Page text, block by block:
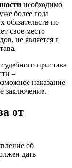
необходимо
более года
обязательств по
свое место
не является в
пристава
–
наказание
заключение.
от
об
дать